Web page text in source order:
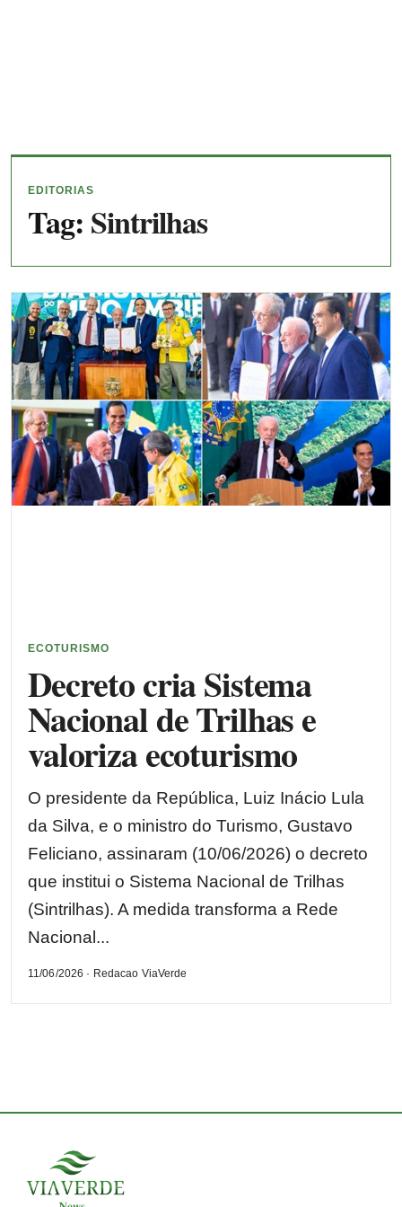
EDITORIAS
Tag: Sintrilhas
ECOTURISMO
Decreto cria Sistema
Nacional de Trilhas e
valoriza ecoturismo
O presidente da República, Luiz Inácio Lula
da Silva, e o ministro do Turismo, Gustavo
Feliciano, assinaram (10/06/2026) o decreto
que institui o Sistema Nacional de Trilhas
(Sintrilhas). A medida transforma a Rede
Nacional...
11/06/2026 · Redacao ViaVerde